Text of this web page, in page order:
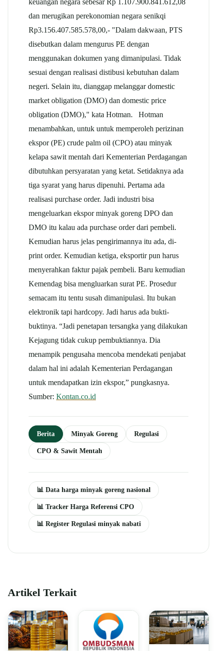
dan merugikan perekonomian negara senikqi
Rp3.156.407.585.578,00,- "Dalam dakwaan, PTS
disebutkan dalam mengurus PE dengan
menggunakan dokumen yang dimanipulasi. Tidak
sesuai dengan realisasi distibusi kebutuhan dalam
negeri. Selain itu, dianggap melanggar domestic
market obligation (DMO) dan domestic price
obligation (DMO)," kata Hotman. Hotman
menambahkan, untuk untuk memperoleh perizinan
ekspor (PE) crude palm oil (CPO) atau minyak
kelapa sawit mentah dari Kementerian Perdagangan
dibutuhkan persyaratan yang ketat. Setidaknya ada
tiga syarat yang harus dipenuhi. Pertama ada
realisasi purchase order. Jadi industri bisa
mengeluarkan ekspor minyak goreng DPO dan
DMO itu kalau ada purchase order dari pembeli.
Kemudian harus jelas pengirimannya itu ada, di-
print order. Kemudian ketiga, eksportir pun harus
menyerahkan faktur pajak pembeli. Baru kemudian
Kemendag bisa mengluarkan surat PE. Prosedur
semacam itu tentu susah dimanipulasi. Itu bukan
elektronik tapi hardcopy. Jadi harus ada bukti-
buktinya. “Jadi penetapan tersangka yang dilakukan
Kejagung tidak cukup pembuktiannya. Dia
menampik pengusaha mencoba mendekati penjabat
dalam hal ini adalah Kementerian Perdagangan
untuk mendapatkan izin ekspor,” pungkasnya.
Sumber: Kontan.co.id
Berita Minyak Goreng Regulasi
CPO & Sawit Mentah
📊 Data harga minyak goreng nasional
📊 Tracker Harga Referensi CPO
📊 Register Regulasi minyak nabati
Artikel Terkait